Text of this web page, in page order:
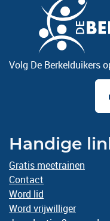
Volg De Berkelduikers
Handige
Gratis meetrainen
Contact
Word lid
Word vrijwilliger